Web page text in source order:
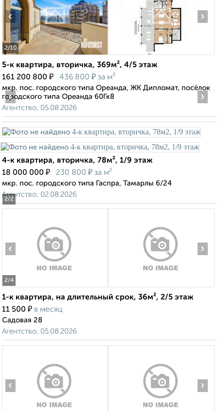
2/10
‹ ›
5-к квартира, вторичка, 369м², 4/5 этаж
161 200 800 ₽ 436 800 ₽ за м²
мкр. пос. городского типа Ореанда, ЖК Дипломат, посёлок
городского типа Ореанда 60Гк8
Агентство, 05.08.2026
2/2
‹ ›
4-к квартира, вторичка, 78м², 1/9 этаж
18 000 000 ₽ 230 800 ₽ за м²
мкр. пос. городского типа Гаспра, Тамарлы 6/24
Агентство, 02.08.2026
2/4
‹ ›
1-к квартира, на длительный срок, 36м², 2/5 этаж
11 500 ₽ в месяц
Садовая 28
Агентство, 05.08.2026
‹ ›